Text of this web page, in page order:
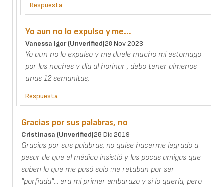
Respuesta
Yo aun no lo expulso y me…
Vanessa Igor (unverified)28 Nov 2023
Yo aun no lo expulso y me duele mucho mi estomago
por las noches y dia al horinar , debo tener almenos
unas 12 semanitas,
Respuesta
Gracias por sus palabras, no
Cristinasa (unverified)28 Dic 2019
Gracias por sus palabras, no quise hacerme legrado a
pesar de que el médico insistió y las pocas amigas que
saben lo que me pasó solo me retaban por ser
"porfiada"... era mi primer embarazo y sí lo quería, pero